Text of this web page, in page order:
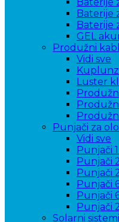
Baterije
Baterije
GEL
Produžni
Vidi sve
Luster
Punjači za
Vidi sve
Punjači
Punjači
Punjači
Punjači
Punjači
Punjači
Solarni sistemi